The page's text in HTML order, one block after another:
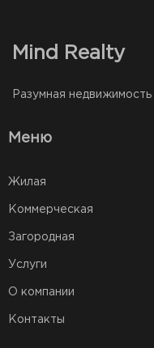
Mind Realty
Разумная недвижимость
Меню
Жилая
Коммерческая
Загородная
Услуги
О компании
Контакты